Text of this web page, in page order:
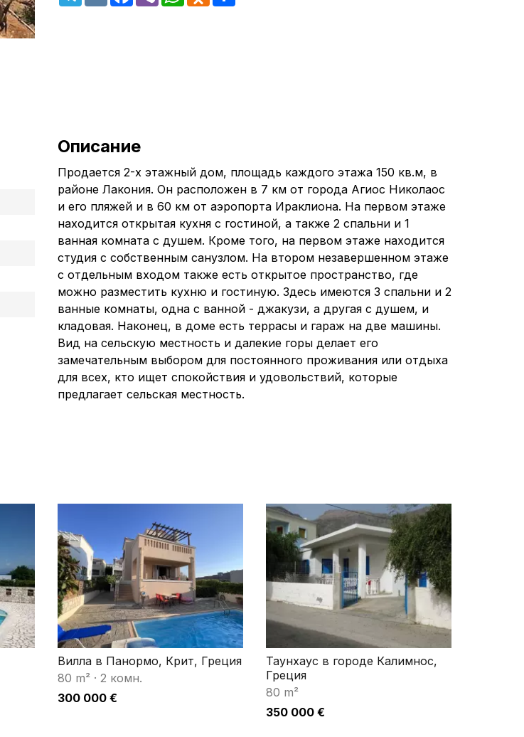
Описание
Продается 2-х этажный дом, площадь каждого этажа 150 кв.м, в
районе Лакония. Он расположен в 7 км от города Агиос Николаос
и его пляжей и в 60 км от аэропорта Ираклиона. На первом этаже
находится открытая кухня с гостиной, а также 2 спальни и 1
ванная комната с душем. Кроме того, на первом этаже находится
студия с собственным санузлом. На втором незавершенном этаже
с отдельным входом также есть открытое пространство, где
можно разместить кухню и гостиную. Здесь имеются 3 спальни и 2
ванные комнаты, одна с ванной - джакузи, а другая с душем, и
кладовая. Наконец, в доме есть террасы и гараж на две машины.
Вид на сельскую местность и далекие горы делает его
замечательным выбором для постоянного проживания или отдыха
для всех, кто ищет спокойствия и удовольствий, которые
предлагает сельская местность.
Вилла в Панормо, Крит, Греция
80 m² · 2 комн.
300 000 €
Таунхаус в городе Калимнос,
Греция
80 m²
350 000 €